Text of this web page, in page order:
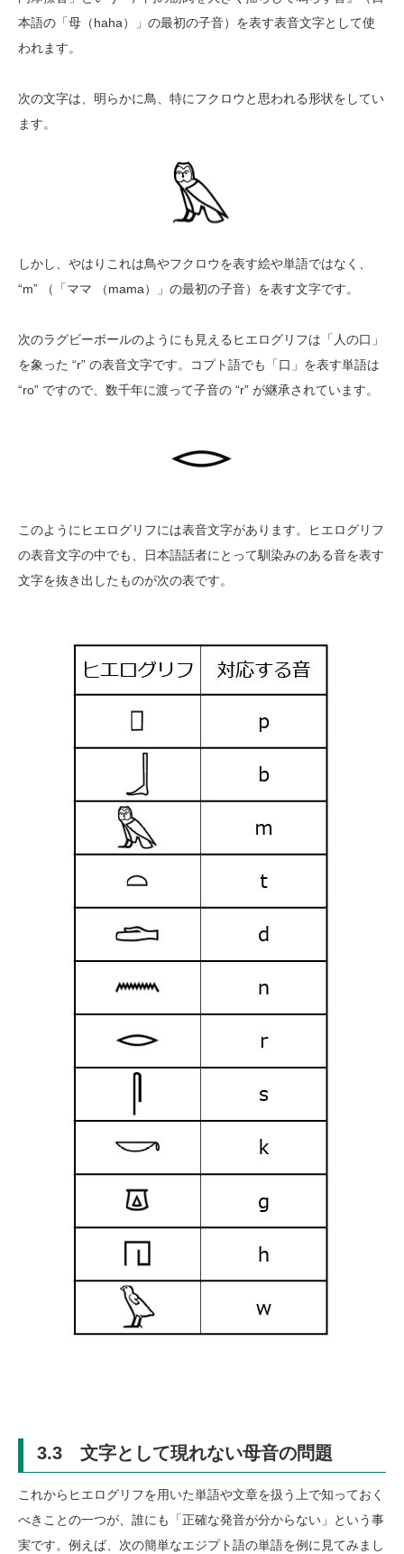
本語の「母（haha）」の最初の子音）を表す表音文字として使
われます。
次の文字は、明らかに鳥、特にフクロウと思われる形状をしてい
ます。
しかし、やはりこれは鳥やフクロウを表す絵や単語ではなく、
“m” （「ママ （mama）」の最初の子音）を表す文字です。
次のラグビーボールのようにも見えるヒエログリフは「人の口」
を象った “r” の表音文字です。コプト語でも「口」を表す単語は
“ro” ですので、数千年に渡って子音の “r” が継承されています。
このようにヒエログリフには表音文字があります。ヒエログリフ
の表音文字の中でも、日本語話者にとって馴染みのある音を表す
文字を抜き出したものが次の表です。
3.3 文字として現れない母音の問題
これからヒエログリフを用いた単語や文章を扱う上で知っておく
べきことの一つが、誰にも「正確な発音が分からない」という事
実です。例えば、次の簡単なエジプト語の単語を例に見てみまし